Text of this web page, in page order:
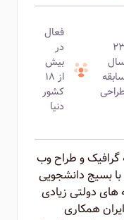
فعال
در
بیش
از ۱۸
کشور
دنیا
گرافیک و طراح وب
را با بسیج دانشجویی
های دولتی زیادی
همکاری